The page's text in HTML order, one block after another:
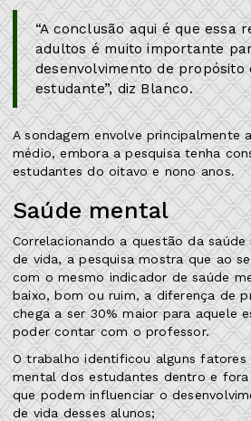
“A conclusão aqui é que essa
adultos é muito importante
desenvolvimento de propósito
estudante”, diz Blanco.
A sondagem envolve principalmente
médio, embora a pesquisa tenha
estudantes do oitavo e nono anos.
Saúde mental
Correlacionando a questão da
de vida, a pesquisa mostra que ao
com o mesmo indicador de saúde
baixo, bom ou ruim, a diferença de
chega a ser 30% maior para aquele
poder contar com o professor.
O trabalho identificou alguns fatores
mental dos estudantes dentro e
que podem influenciar o
de vida desses alunos;